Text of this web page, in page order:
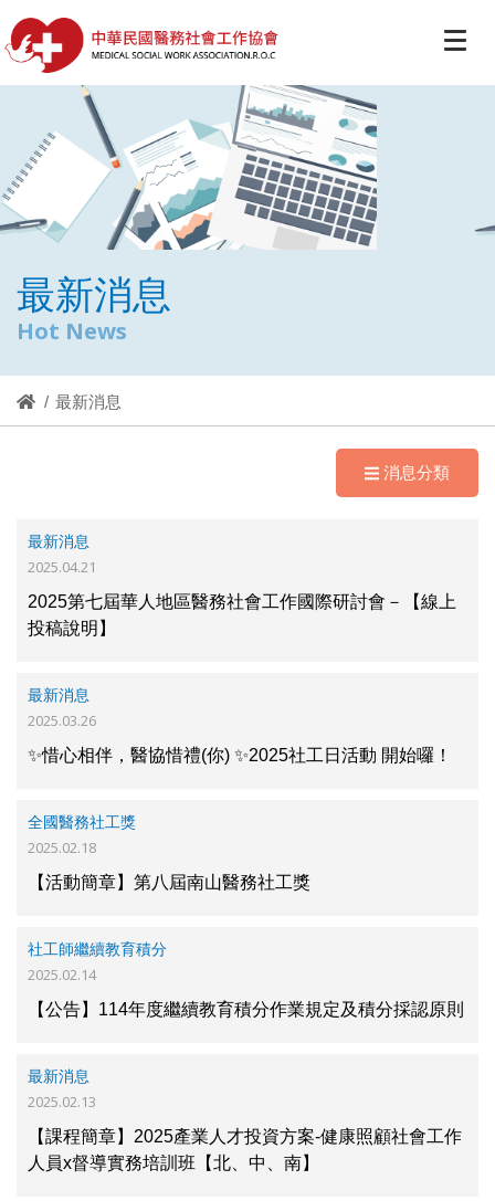
最新消息
Hot News
最新消息
消息分類
最新消息
2025第七屆華人地區醫務社會工作國際研討會－【線上
投稿說明】
2025.04.21
最新消息
✨惜心相伴，醫協惜禮(你) ✨2025社工日活動 開始囉！
2025.03.26
全國醫務社工獎
【活動簡章】第八屆南山醫務社工獎
2025.02.18
社工師繼續教育積分
【公告】114年度繼續教育積分作業規定及積分採認原則
2025.02.14
最新消息
【課程簡章】2025產業人才投資方案-健康照顧社會工作
人員x督導實務培訓班【北、中、南】
2025.02.13